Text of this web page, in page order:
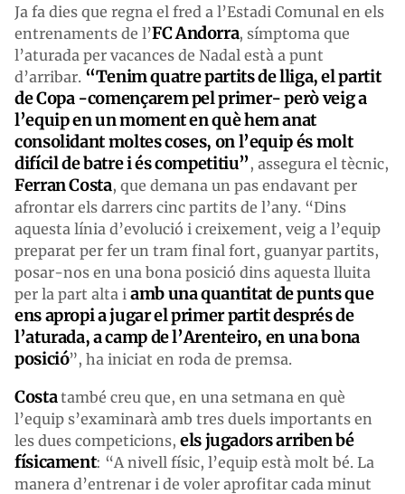
Ja fa dies que regna el fred a l’Estadi Comunal en els
entrenaments de l’FC Andorra, símptoma que
l’aturada per vacances de Nadal està a punt
d’arribar. “Tenim quatre partits de lliga, el partit
de Copa -començarem pel primer- però veig a
l’equip en un moment en què hem anat
consolidant moltes coses, on l’equip és molt
difícil de batre i és competitiu”, assegura el tècnic,
Ferran Costa, que demana un pas endavant per
afrontar els darrers cinc partits de l’any. “Dins
aquesta línia d’evolució i creixement, veig a l’equip
preparat per fer un tram final fort, guanyar partits,
posar-nos en una bona posició dins aquesta lluita
per la part alta i amb una quantitat de punts que
ens apropi a jugar el primer partit després de
l’aturada, a camp de l’Arenteiro, en una bona
posició”, ha iniciat en roda de premsa.
Costatambé creu que, en una setmana en què
l’equip s’examinarà amb tres duels importants en
les dues competicions, els jugadors arriben bé
físicament: “A nivell físic, l’equip està molt bé. La
manera d’entrenar i de voler aprofitar cada minut